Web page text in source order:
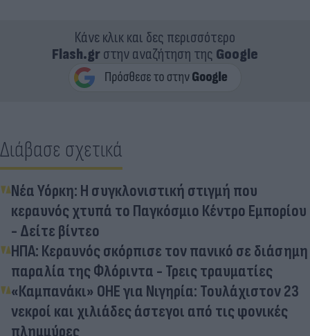
Κάνε κλικ και δες περισσότερο
Flash.grστην αναζήτηση της Google
Διάβασε σχετικά
Νέα Υόρκη: Η συγκλονιστική στιγμή που
κεραυνός χτυπά το Παγκόσμιο Κέντρο Εμπορίου
- Δείτε βίντεο
ΗΠΑ: Κεραυνός σκόρπισε τον πανικό σε διάσημη
παραλία της Φλόριντα - Τρεις τραυματίες
«Καμπανάκι» ΟΗΕ για Νιγηρία: Τουλάχιστον 23
νεκροί και χιλιάδες άστεγοι από τις φονικές
πλημμύρες